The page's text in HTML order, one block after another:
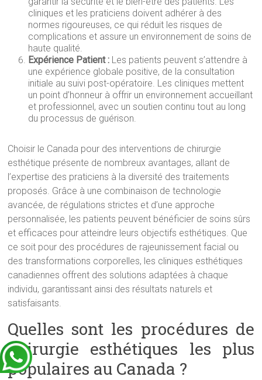
cliniques et les praticiens doivent adhérer à des
normes rigoureuses, ce qui réduit les risques de
complications et assure un environnement de soins de
haute qualité.
Expérience Patient : Les patients peuvent s’attendre à
une expérience globale positive, de la consultation
initiale au suivi post-opératoire. Les cliniques mettent
un point d’honneur à offrir un environnement accueillant
et professionnel, avec un soutien continu tout au long
du processus de guérison.
Choisir le Canada pour des interventions de chirurgie
esthétique présente de nombreux avantages, allant de
l’expertise des praticiens à la diversité des traitements
proposés. Grâce à une combinaison de technologie
avancée, de régulations strictes et d’une approche
personnalisée, les patients peuvent bénéficier de soins sûrs
et efficaces pour atteindre leurs objectifs esthétiques. Que
ce soit pour des procédures de rajeunissement facial ou
des transformations corporelles, les cliniques esthétiques
canadiennes offrent des solutions adaptées à chaque
individu, garantissant ainsi des résultats naturels et
satisfaisants.
Quelles sont les procédures de
chirurgie esthétiques les plus
populaires au Canada ?